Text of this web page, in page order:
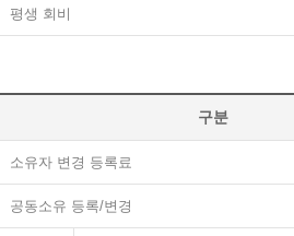
평생 회비
구분
소유자 변경 등록료
공동소유 등록/변경